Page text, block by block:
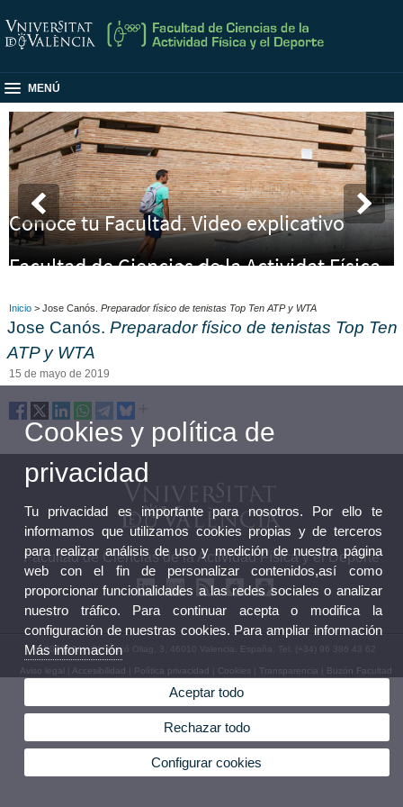
MENÚ
Conoce tu Facultad. Video explicativo
Facultad de Ciencias de la Actividat Física
y el Deporte
Inicio > Jose Canós. Preparador físico de tenistas Top Ten ATP y WTA
Jose Canós. Preparador físico de tenistas Top Ten
ATP y WTA
15 de mayo de 2019
Facultad de Ciencias de la Actividad Física y el Deporte
© 2026 UV. - C/ Gascó Oliag, 3, 46010 Valencia. España. Tel. (+34) 96 386 43 62
Aviso legal Accesibilidad Política privacidad Cookies Transparencia Buzón Facultad
Cookies y política de
privacidad
Tu privacidad es importante para nosotros. Por ello te
informamos que utilizamos cookies propias y de terceros
para realizar análisis de uso y medición de nuestra página
web con el fin de personalizar contenidos,así como
proporcionar funcionalidades a las redes sociales o analizar
nuestro tráfico. Para continuar acepta o modifica la
configuración de nuestras cookies. Para ampliar información
Más información
Aceptar todo
Rechazar todo
Configurar cookies